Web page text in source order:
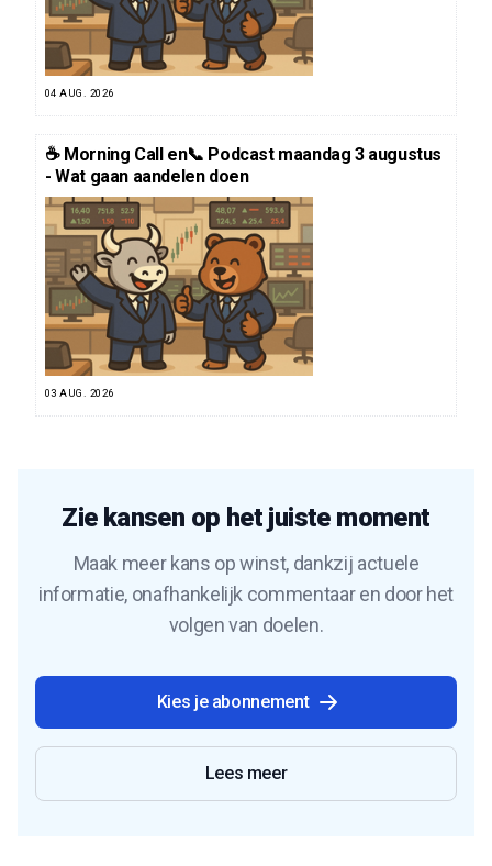
04 AUG. 2026
☕️ Morning Call en📞 Podcast maandag 3 augustus
- Wat gaan aandelen doen
03 AUG. 2026
Zie kansen op het juiste moment
Maak meer kans op winst, dankzij actuele
informatie, onafhankelijk commentaar en door het
volgen van doelen.
Kies je abonnement
Lees meer